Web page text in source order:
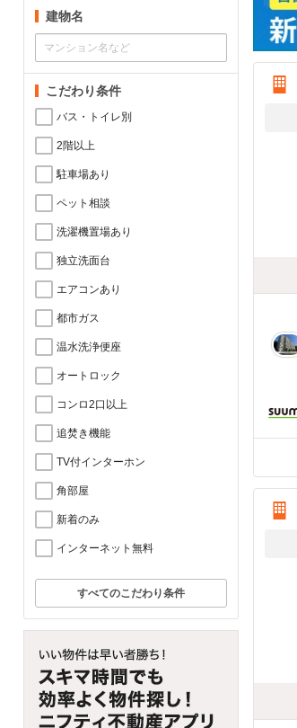
建物名
こだわり条件
バス・トイレ別
2階以上
駐車場あり
ペット相談
洗濯機置場あり
独立洗面台
エアコンあり
都市ガス
温水洗浄便座
オートロック
コンロ2口以上
追焚き機能
TV付インターホン
角部屋
新着のみ
インターネット無料
すべてのこだわり条件